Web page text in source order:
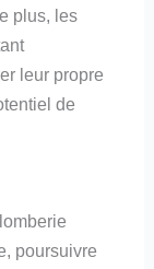
plus, les
leur propre
de
poursuivre